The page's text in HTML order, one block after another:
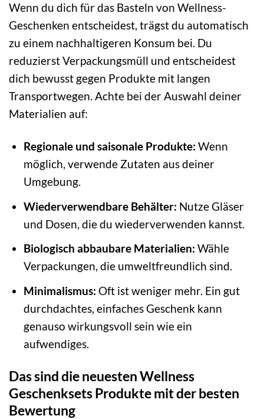
Wenn du dich für das Basteln von Wellness-
Geschenken entscheidest, trägst du automatisch
zu einem nachhaltigeren Konsum bei. Du
reduzierst Verpackungsmüll und entscheidest
dich bewusst gegen Produkte mit langen
Transportwegen. Achte bei der Auswahl deiner
Materialien auf:
Regionale und saisonale Produkte: Wenn
möglich, verwende Zutaten aus deiner
Umgebung.
Wiederverwendbare Behälter: Nutze Gläser
und Dosen, die du wiederverwenden kannst.
Biologisch abbaubare Materialien: Wähle
Verpackungen, die umweltfreundlich sind.
Minimalismus: Oft ist weniger mehr. Ein gut
durchdachtes, einfaches Geschenk kann
genauso wirkungsvoll sein wie ein
aufwendiges.
Das sind die neuesten Wellness
Geschenksets Produkte mit der besten
Bewertung